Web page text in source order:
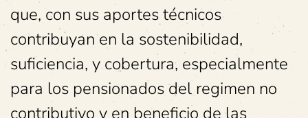
que, con sus aportes técnicos
contribuyan en la sostenibilidad,
suficiencia, y cobertura, especialmente
para los pensionados del regimen no
contributivo y en beneficio de las